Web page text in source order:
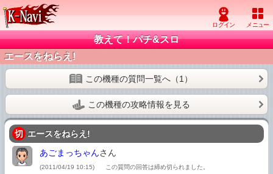
教えて！パチ&スロ
エースをねらえ!
この機種の質問一覧へ（1）
この機種の攻略情報を見る
切 エースをねらえ!
あごまっちゃんさん
(2011/04/19 10:15) この質問の回答は締め切られました。